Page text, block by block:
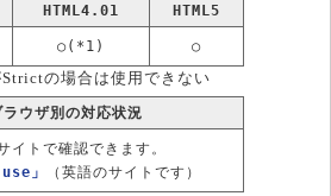
HTML4.01 HTML5
○(*1) ○
の場合は使用できない
ラウザ別の対応状況
イトで確認できます。
」
（英語のサイトです）